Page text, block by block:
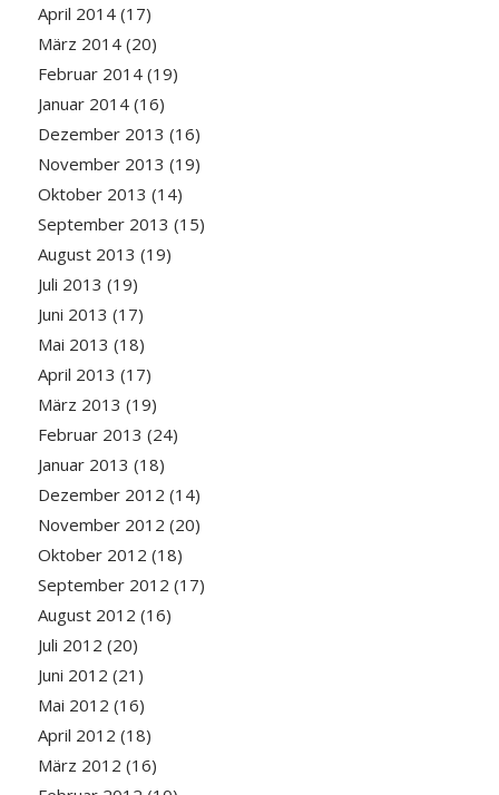
April 2014(17)
März 2014(20)
Februar 2014(19)
Januar 2014(16)
Dezember 2013 (16)
November 2013 (19)
Oktober 2013 (14)
September 2013 (15)
August 2013 (19)
Juli 2013 (19)
Juni 2013 (17)
Mai 2013 (18)
April 2013 (17)
März 2013 (19)
Februar 2013 (24)
Januar 2013 (18)
Dezember 2012 (14)
November 2012 (20)
Oktober 2012 (18)
September 2012 (17)
August 2012 (16)
Juli 2012 (20)
Juni 2012 (21)
Mai 2012 (16)
April 2012 (18)
März 2012 (16)